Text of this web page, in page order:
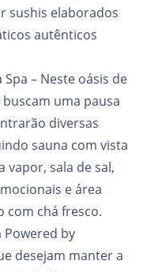
sushis elaborados
autênticos
Spa – Neste oásis de
uma pausa
diversas
sauna com vista
vapor, sala de sal,
e área
com chá fresco.
Powered by
desejam manter a